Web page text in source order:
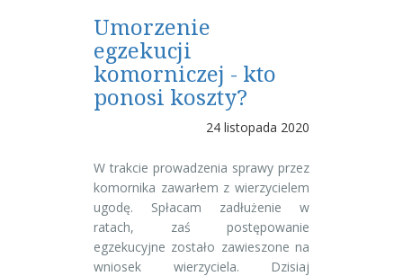
Umorzenie
egzekucji
komorniczej - kto
ponosi koszty?
24 listopada 2020
W trakcie prowadzenia sprawy przez
komornika zawarłem z wierzycielem
ugodę. Spłacam zadłużenie w
ratach, zaś postępowanie
egzekucyjne zostało zawieszone na
wniosek wierzyciela. Dzisiaj